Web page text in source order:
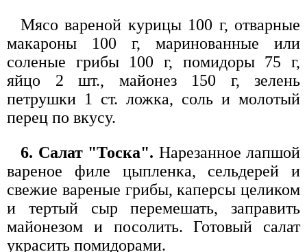
Мясо вареной курицы 100 г, отварные
макароны 100 г, маринованные или
соленые грибы 100 г, помидоры 75 г,
яйцо 2 шт., майонез 150 г, зелень
петрушки 1 ст. ложка, соль и молотый
перец по вкусу.
6. Салат "Тоска". Нарезанное лапшой
вареное филе цыпленка, сельдерей и
свежие вареные грибы, каперсы целиком
и тертый сыр перемешать, заправить
майонезом и посолить. Готовый салат
украсить помидорами.